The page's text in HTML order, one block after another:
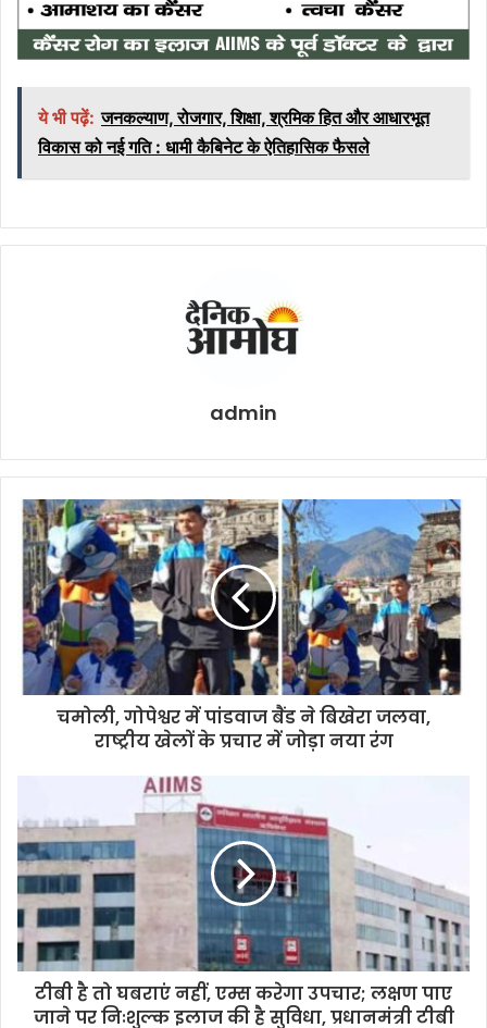
ये भी पढ़ें: जनकल्याण, रोजगार, शिक्षा, श्रमिक हित और आधारभूत
विकास को नई गति : धामी कैबिनेट के ऐतिहासिक फैसले
admin
चमोली, गोपेश्वर में पांडवाज बैंड ने बिखेरा जलवा,
राष्ट्रीय खेलों के प्रचार में जोड़ा नया रंग
टीबी है तो घबराएं नहीं, एम्स करेगा उपचार; लक्षण पाए
जाने पर निःशुल्क इलाज की है सुविधा, प्रधानमंत्री टीबी